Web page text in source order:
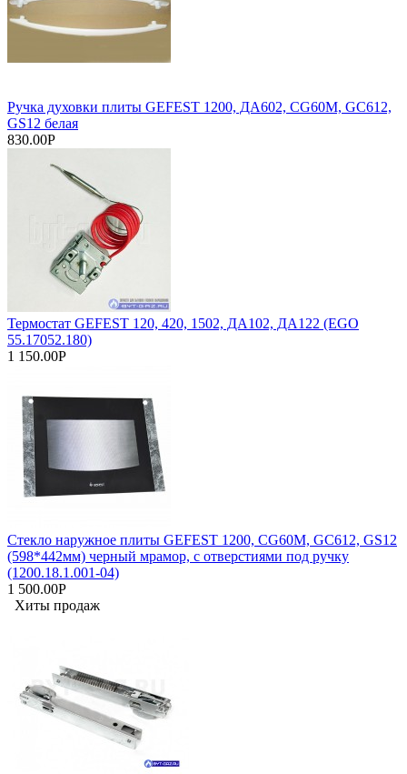
Ручка духовки плиты GEFEST 1200, ДА602, CG60M, GC612,
GS12 белая
830.00Р
Термостат GEFEST 120, 420, 1502, ДА102, ДА122 (EGO
55.17052.180)
1 150.00Р
Стекло наружное плиты GEFEST 1200, CG60M, GC612, GS12
(598*442мм) черный мрамор, с отверстиями под ручку
(1200.18.1.001-04)
1 500.00Р
Хиты продаж